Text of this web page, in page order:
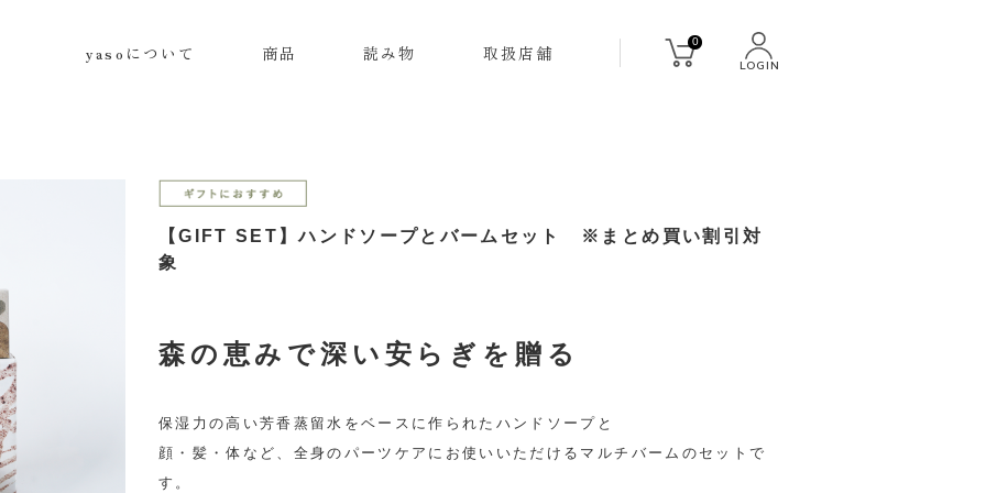
yasoについて 商品 読み物 取扱店舗
0
LOGIN
【GIFT SET】ハンドソープとバームセット ※まとめ買い割引対
象
森の恵みで深い安らぎを贈る
保湿力の高い芳香蒸留水をベースに作られたハンドソープと
顔・髪・体など、全身のパーツケアにお使いいただけるマルチバームのセットで
す。